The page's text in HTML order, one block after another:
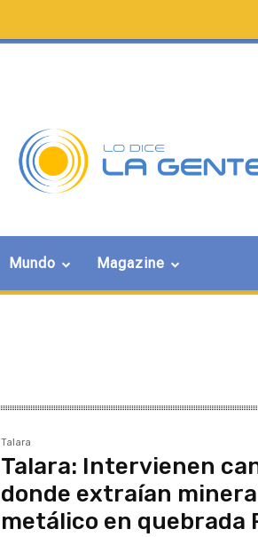
Mundo Magazine
Talara
Talara: Intervienen
donde extraían
metálico en quebrada